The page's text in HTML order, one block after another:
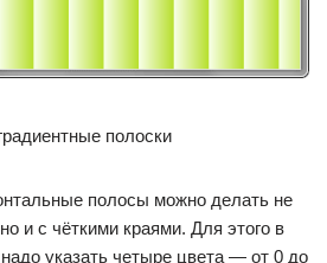
полоски
полосы можно делать не
и с чёткими краями. Для этого в
указать четыре цвета — от 0 до